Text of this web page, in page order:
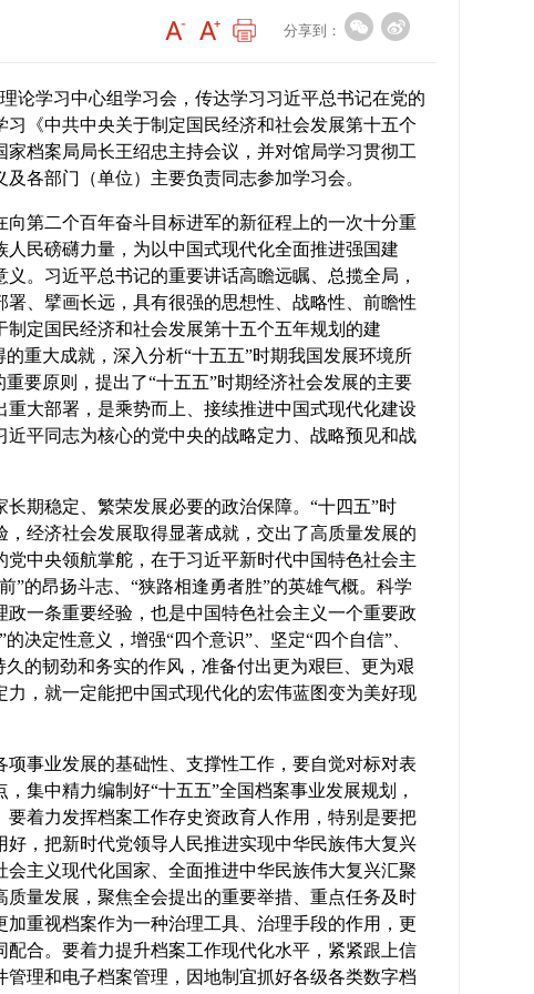
分享到：
论学习中心组学习会，传达学习习近平总书记在党的
《中共中央关于制定国民经济和社会发展第十五个
档案局局长王绍忠主持会议，并对馆局学习贯彻工
各部门（单位）主要负责同志参加学习会。
第二个百年奋斗目标进军的新征程上的一次十分重
民磅礴力量，为以中国式现代化全面推进强国建
。习近平总书记的重要讲话高瞻远瞩、总揽全局，
、擘画长远，具有很强的思想性、战略性、前瞻性
定国民经济和社会发展第十五个五年规划的建
重大成就，深入分析“十五五”时期我国发展环境所
要原则，提出了“十五五”时期经济社会发展的主要
大部署，是乘势而上、接续推进中国式现代化建设
平同志为核心的党中央的战略定力、战略预见和战
期稳定、繁荣发展必要的政治保障。“十四五”时
经济社会发展取得显著成就，交出了高质量发展的
中央领航掌舵，在于习近平新时代中国特色社会主
”的昂扬斗志、“狭路相逢勇者胜”的英雄气概。科学
一条重要经验，也是中国特色社会主义一个重要政
决定性意义，增强“四个意识”、坚定“四个自信”、
的韧劲和务实的作风，准备付出更为艰巨、更为艰
，就一定能把中国式现代化的宏伟蓝图变为美好现
事业发展的基础性、支撑性工作，要自觉对标对表
集中精力编制好“十五五”全国档案事业发展规划，
着力发挥档案工作存史资政育人作用，特别是要把
，把新时代党领导人民推进实现中华民族伟大复兴
主义现代化国家、全面推进中华民族伟大复兴汇聚
量发展，聚焦全会提出的重要举措、重点任务及时
重视档案作为一种治理工具、治理手段的作用，更
合。要着力提升档案工作现代化水平，紧紧跟上信
理和电子档案管理，因地制宜抓好各级各类数字档